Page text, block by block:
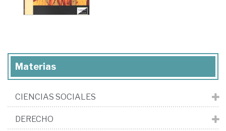
Materias
CIENCIAS SOCIALES
DERECHO